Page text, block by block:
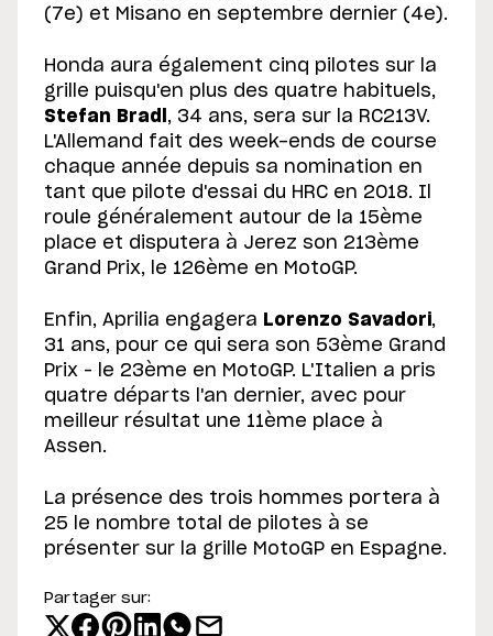
(7e) et Misano en septembre dernier (4e).
Honda aura également cinq pilotes sur la
grille puisqu'en plus des quatre habituels,
Stefan Bradl , 34 ans, sera sur la RC213V.
L'Allemand fait des week-ends de course
chaque année depuis sa nomination en
tant que pilote d'essai du HRC en 2018. Il
roule généralement autour de la 15ème
place et disputera à Jerez son 213ème
Grand Prix, le 126ème en MotoGP.
Enfin, Aprilia engagera Lorenzo Savadori,
31 ans, pour ce qui sera son 53ème Grand
Prix – le 23ème en MotoGP. L'Italien a pris
quatre départs l'an dernier, avec pour
meilleur résultat une 11ème place à
Assen.
La présence des trois hommes portera à
25 le nombre total de pilotes à se
présenter sur la grille MotoGP en Espagne.
Partager sur: